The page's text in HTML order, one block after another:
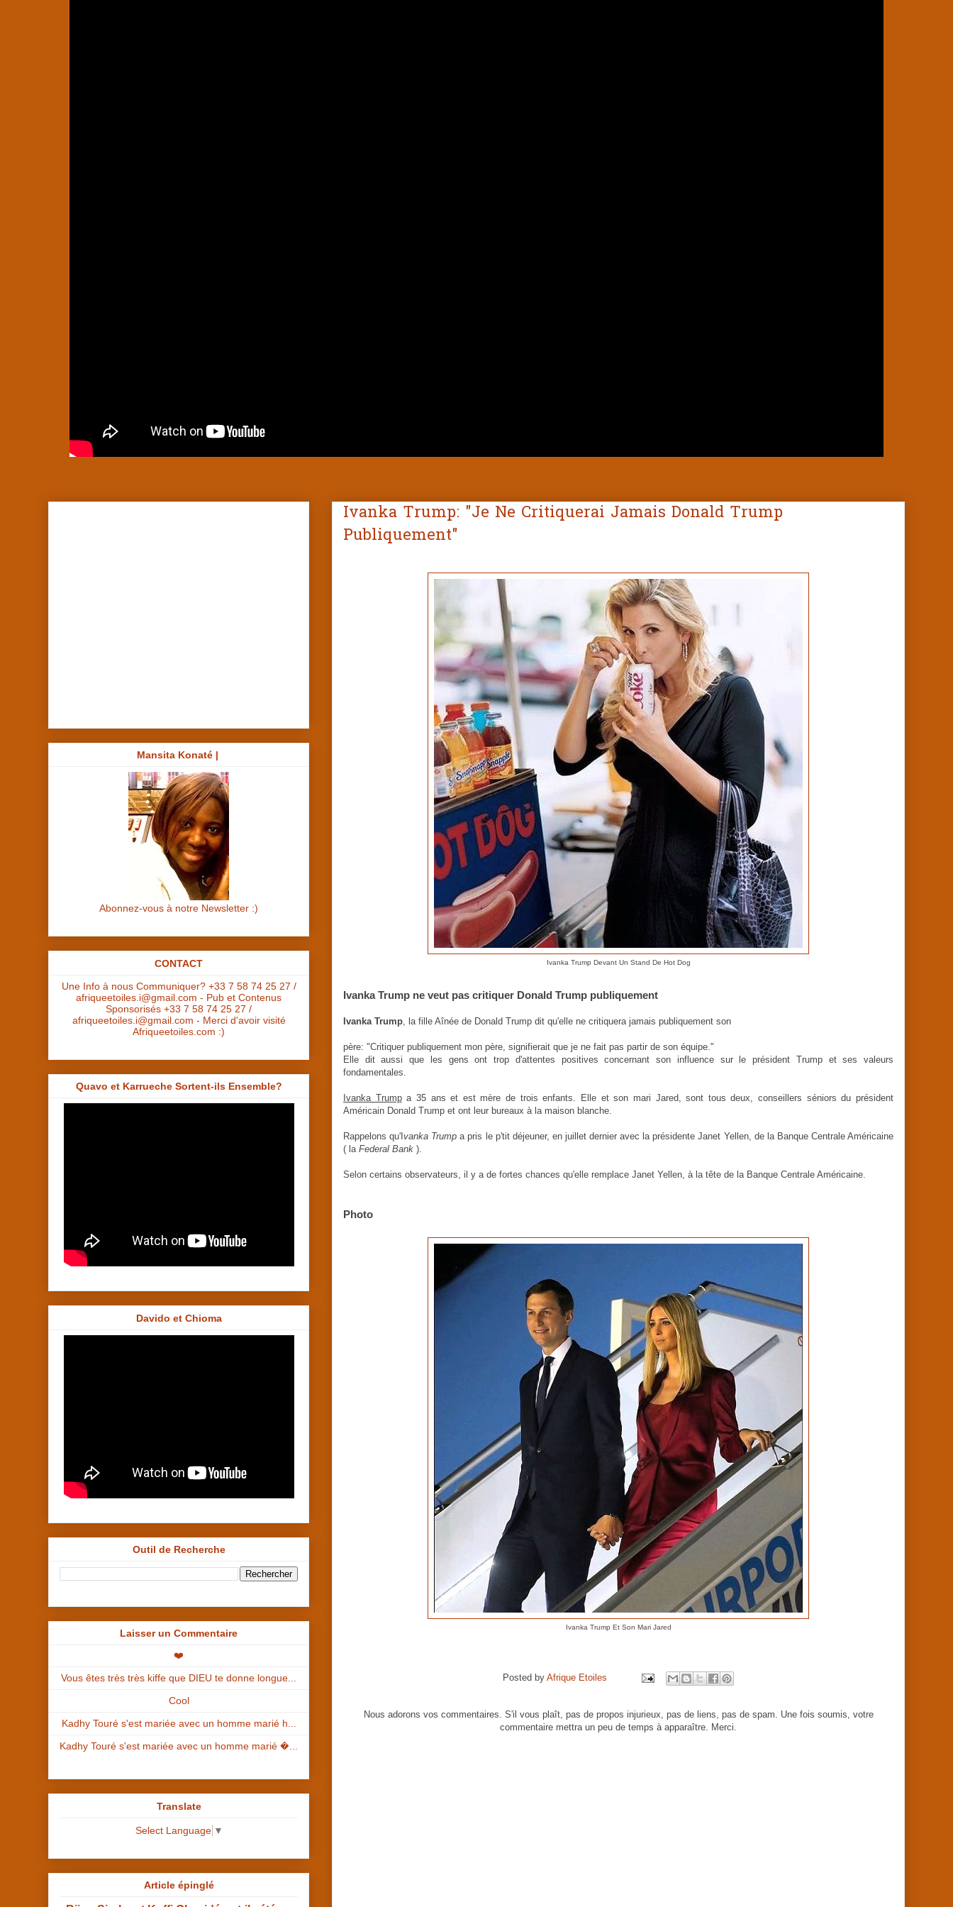
Ivanka Trump: "Je Ne Critiquerai Jamais Donald Trump
Publiquement"
Ivanka Trump Devant Un Stand De Hot Dog
Ivanka Trump ne veut pas critiquer Donald Trump publiquement
Ivanka Trump, la fille Aînée de Donald Trump dit qu'elle ne critiquera jamais publiquement son
père: "Critiquer publiquement mon père, signifierait que je ne fait pas partir de son équipe."
Elle dit aussi que les gens ont trop d'attentes positives concernant son influence sur le président Trump et ses valeurs
fondamentales.
Ivanka Trumpa 35 ans et est mère de trois enfants. Elle et son mari Jared, sont tous deux, conseillers séniors du président
Américain Donald Trump et ont leur bureaux à la maison blanche.
Rappelons qu'Ivanka Trump a pris le p'tit déjeuner, en juillet dernier avec la présidente Janet Yellen, de la Banque Centrale Américaine
( la Federal Bank ).
Selon certains observateurs, il y a de fortes chances qu'elle remplace Janet Yellen, à la tête de la Banque Centrale Américaine.
Photo
Ivanka Trump Et Son Mari Jared
Posted by Afrique Etoiles
Nous adorons vos commentaires. S'il vous plaît, pas de propos injurieux, pas de liens, pas de spam. Une fois soumis, votre
commentaire mettra un peu de temps à apparaître. Merci.
Mansita Konaté |
Abonnez-vous à notre Newsletter :)
CONTACT
Une Info à nous Communiquer? +33 7 58 74 25 27 /
afriqueetoiles.i@gmail.com - Pub et Contenus
Sponsorisés +33 7 58 74 25 27 /
afriqueetoiles.i@gmail.com - Merci d'avoir visité
Afriqueetoiles.com :)
Quavo et Karrueche Sortent-ils Ensemble?
Davido et Chioma
Outil de Recherche
Laisser un Commentaire
❤️
Vous êtes très très kiffe que DIEU te donne longue...
Cool
Kadhy Touré s'est mariée avec un homme marié h...
Kadhy Touré s'est mariée avec un homme marié �...
Translate
Select Language ▼
Article épinglé